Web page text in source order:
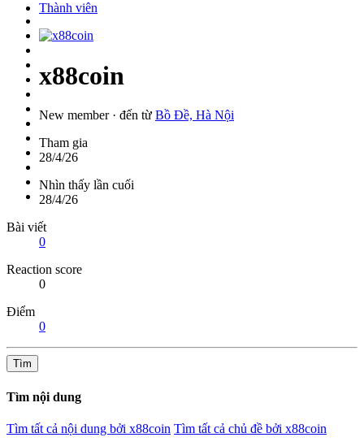
Thành viên
x88coin
New member · đến từ Bồ Đề, Hà Nội
Tham gia
28/4/26
Nhìn thấy lần cuối
28/4/26
Bài viết
0
Reaction score
0
Điểm
0
Tìm
Tìm nội dung
Tìm tất cả nội dung bởi x88coin Tìm tất cả chủ đề bởi x88coin